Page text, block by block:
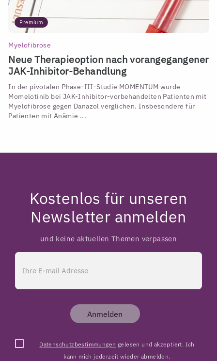
Premium
Myelofibrose
Neue Therapieoption nach vorangegangener
JAK-Inhibitor-Behandlung
In der pivotalen Phase-III-Studie MOMENTUM wurde
Momelotinib bei JAK-Inhibitor-vorbehandelten Patienten mit
Myelofibrose gegen Danazol verglichen. Insbesondere für
Patienten mit Anämie ...
Kostenlos für unseren
Newsletter anmelden
und keine aktuellen Themen verpassen
Anmelden
Datenschutzbestimmungen gelesen und akzeptiert. Ich
kann mich jederzeit wieder abmelden.